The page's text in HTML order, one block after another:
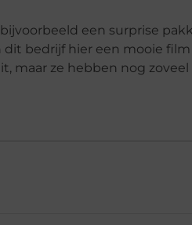
een surprise
bedrijf hier een mooie film
maar ze hebben nog